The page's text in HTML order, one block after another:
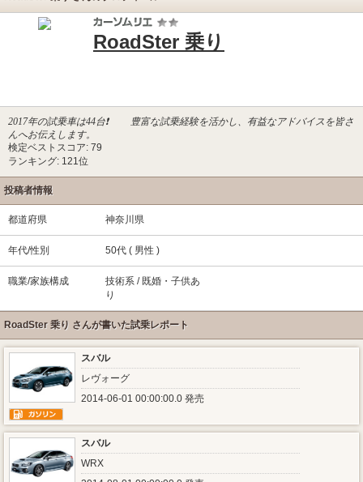
RoadSter 乗り
2017年の試乗車は44台❗️ 豊富な試乗経験を活かし、有益なアドバイスを皆さ
んへお伝えします。
検定ベストスコア: 79
ランキング: 121位
投稿者情報
都道府県 神奈川県
年代/性別 50代 ( 男性 )
職業/家族構成
技術系 / 既婚・子供あ
り
RoadSter 乗り さんが書いた試乗レポート
スバル
レヴォーグ
2014-06-01 00:00:00.0 発売
スバル
WRX